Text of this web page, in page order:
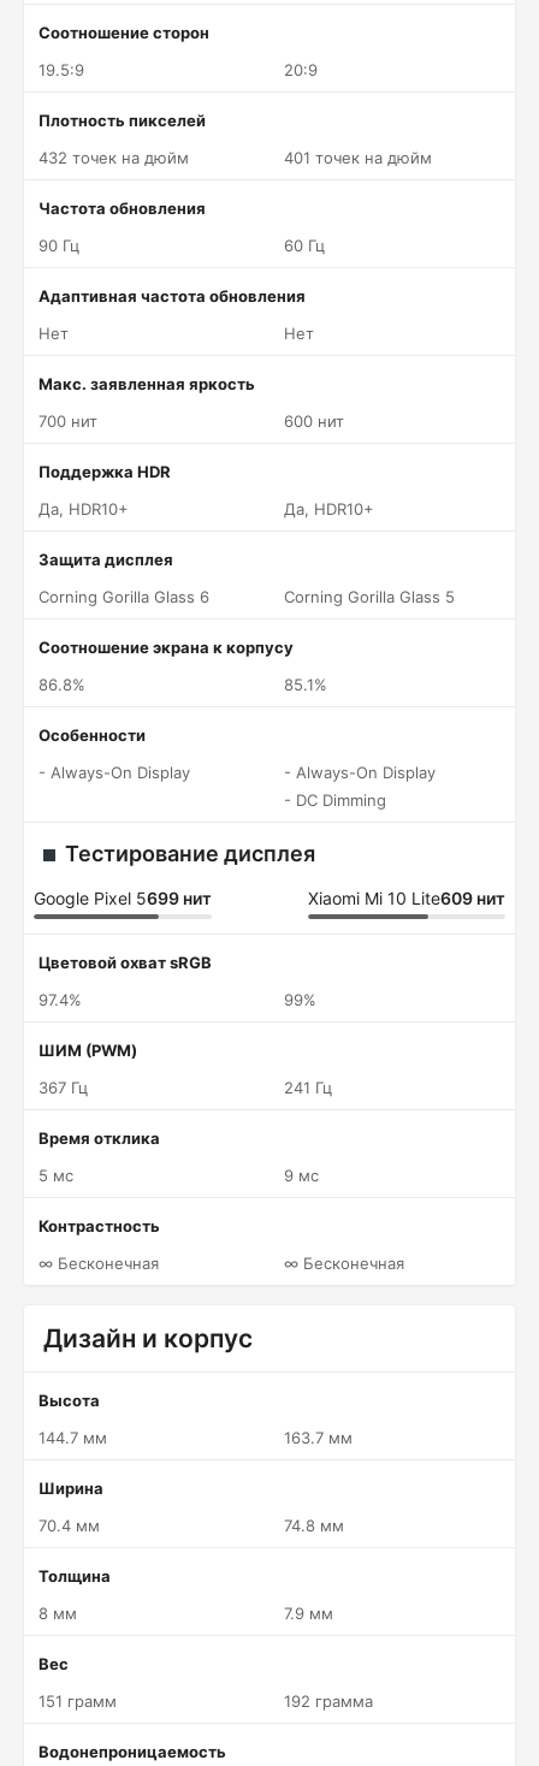
Соотношение сторон
19.5:9
20:9
Плотность пикселей
432 точек на дюйм
401 точек на дюйм
Частота обновления
90 Гц
60 Гц
Адаптивная частота обновления
Нет
Нет
Макс. заявленная яркость
700 нит
600 нит
Поддержка HDR
Да, HDR10+
Да, HDR10+
Защита дисплея
Corning Gorilla Glass 6
Corning Gorilla Glass 5
Соотношение экрана к корпусу
86.8%
85.1%
Особенности
- Always-On Display
- Always-On Display
- DC Dimming
Тестирование дисплея
Google Pixel 5699 нит Xiaomi Mi 10 Lite609 нит
Цветовой охват sRGB
97.4%
99%
ШИМ (PWM)
367 Гц
241 Гц
Время отклика
5 мс
9 мс
Контрастность
∞ Бесконечная
∞ Бесконечная
Дизайн и корпус
Высота
144.7 мм
163.7 мм
Ширина
70.4 мм
74.8 мм
Толщина
8 мм
7.9 мм
Вес
151 грамм
192 грамма
Водонепроницаемость